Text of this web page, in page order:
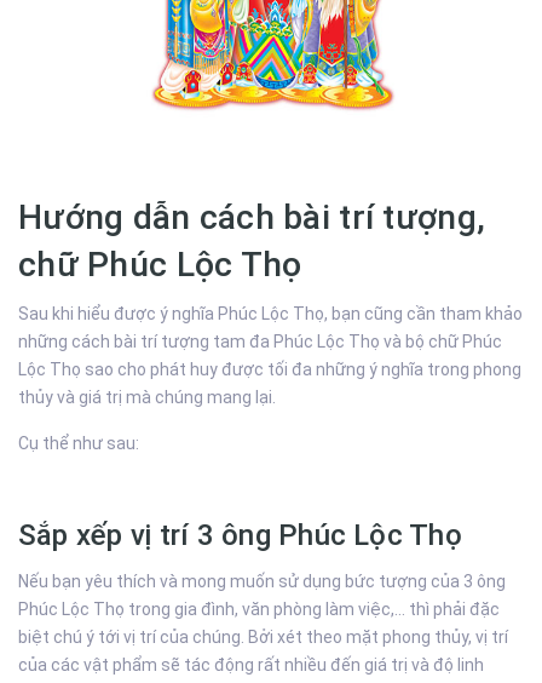
Hướng dẫn cách bài trí tượng,
chữ Phúc Lộc Thọ
Sau khi hiểu được ý nghĩa Phúc Lộc Thọ, bạn cũng cần tham khảo
những cách bài trí tượng tam đa Phúc Lộc Thọ và bộ chữ Phúc
Lộc Thọ sao cho phát huy được tối đa những ý nghĩa trong phong
thủy và giá trị mà chúng mang lại.
Cụ thể như sau:
Sắp xếp vị trí 3 ông Phúc Lộc Thọ
Nếu bạn yêu thích và mong muốn sử dụng bức tượng của 3 ông
Phúc Lộc Thọ trong gia đình, văn phòng làm việc,... thì phải đặc
biệt chú ý tới vị trí của chúng. Bởi xét theo mặt phong thủy, vị trí
của các vật phẩm sẽ tác động rất nhiều đến giá trị và độ linh